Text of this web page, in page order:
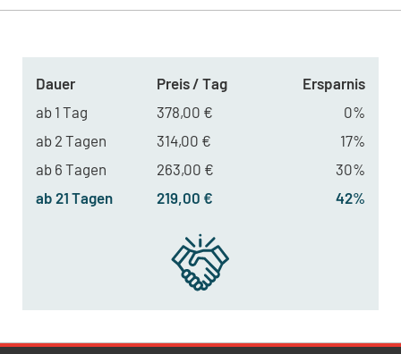
Dauer Preis / Tag
Ersparnis
ab 1 Tag
378,00 €
0%
ab 2 Tagen
314,00 €
17%
ab 6 Tagen
263,00 €
30%
ab 21 Tagen
219,00 € 42%